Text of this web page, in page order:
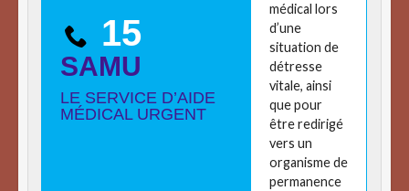
15
SAMU
LE SERVICE D’AIDE
MÉDICAL URGENT
médical lors
d’une
situation de
détresse
vitale, ainsi
que pour
être redirigé
vers un
organisme de
permanence